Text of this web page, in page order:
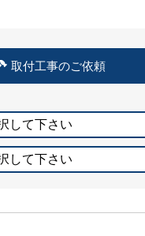
取付工事のご依頼
して下さい
して下さい